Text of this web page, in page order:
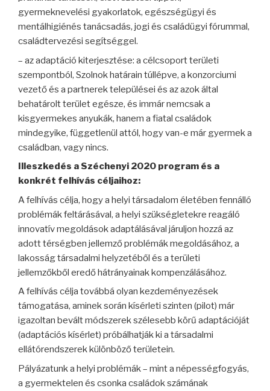
gyermeknevelési gyakorlatok, egészségügyi és
mentálhigiénés tanácsadás, jogi és családügyi fórummal,
családtervezési segítséggel.
– az adaptáció kiterjesztése: a célcsoport területi
szempontból, Szolnok határain túllépve, a konzorciumi
vezető és a partnerek települései és az azok által
behatárolt terület egésze, és immár nemcsak a
kisgyermekes anyukák, hanem a fiatal családok
mindegyike, függetlenül attól, hogy van-e már gyermek a
családban, vagy nincs.
Illeszkedés a Széchenyi 2020 program és a
konkrét felhívás céljaihoz:
A felhívás célja, hogy a helyi társadalom életében fennálló
problémák feltárásával, a helyi szükségletekre reagáló
innovatív megoldások adaptálásával járuljon hozzá az
adott térségben jellemző problémák megoldásához, a
lakosság társadalmi helyzetéből és a területi
jellemzőkből eredő hátrányainak kompenzálásához.
A felhívás célja továbbá olyan kezdeményezések
támogatása, aminek során kísérleti szinten (pilot) már
igazoltan bevált módszerek szélesebb körű adaptációját
(adaptációs kísérlet) próbálhatják ki a társadalmi
ellátórendszerek különböző területein.
Pályázatunk a helyi problémák – mint a népességfogyás,
a gyermektelen és csonka családok számának